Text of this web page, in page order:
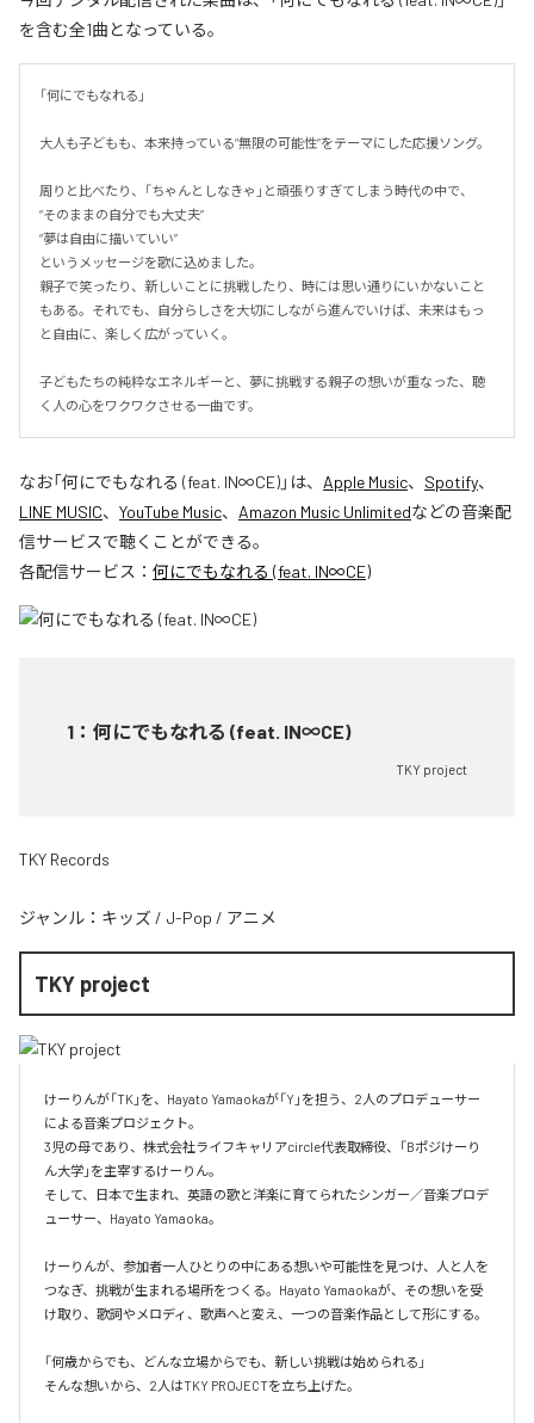
を含む全1曲となっている。
「何にでもなれる」
大人も子どもも、本来持っている“無限の可能性”をテーマにした応援ソング。
周りと比べたり、「ちゃんとしなきゃ」と頑張りすぎてしまう時代の中で、
“そのままの自分でも大丈夫”
“夢は自由に描いていい”
というメッセージを歌に込めました。
親子で笑ったり、新しいことに挑戦したり、時には思い通りにいかないこと
もある。それでも、自分らしさを大切にしながら進んでいけば、未来はもっ
と自由に、楽しく広がっていく。
子どもたちの純粋なエネルギーと、夢に挑戦する親子の想いが重なった、聴
く人の心をワクワクさせる一曲です。
なお「何にでもなれる (feat. IN∞CE)」は、 Apple Music、 Spotify、
LINE MUSIC、 YouTube Music、 Amazon Music Unlimitedなどの音楽配
信サービスで聴くことができる。
各配信サービス： 何にでもなれる (feat. IN∞CE)
1 ： 何にでもなれる (feat. IN∞CE)
TKY project
TKY Records
ジャンル： キッズ / J-Pop / アニメ
TKY project
けーりんが「TK」を、Hayato Yamaokaが「Y」を担う、2人のプロデューサー
による音楽プロジェクト。
3児の母であり、株式会社ライフキャリアcircle代表取締役、「Bポジけーり
ん大学」を主宰するけーりん。
そして、日本で生まれ、英語の歌と洋楽に育てられたシンガー／音楽プロデ
ューサー、Hayato Yamaoka。
けーりんが、参加者一人ひとりの中にある想いや可能性を見つけ、人と人を
つなぎ、挑戦が生まれる場所をつくる。Hayato Yamaokaが、その想いを受
け取り、歌詞やメロディ、歌声へと変え、一つの音楽作品として形にする。
「何歳からでも、どんな立場からでも、新しい挑戦は始められる」
そんな想いから、2人はTKY PROJECTを立ち上げた。